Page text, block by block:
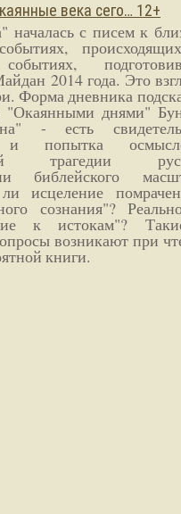
века сего… 12+
началась с писем к
2014 года. Это
Форма дневника
"Окаянными днями"
- есть
и попытка
трагедии
библейского
исцеление
сознания"?
к истокам"?
возникают при
книги.